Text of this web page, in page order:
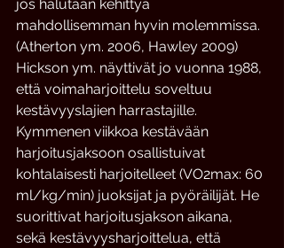
jos halutaan kehittyä
mahdollisemman hyvin molemmissa.
(Atherton ym. 2006, Hawley 2009)
Hickson ym. näyttivät jo vuonna 1988,
että voimaharjoittelu soveltuu
kestävyyslajien harrastajille.
Kymmenen viikkoa kestävään
harjoitusjaksoon osallistuivat
kohtalaisesti harjoitelleet (VO2max: 60
ml/kg/min) juoksijat ja pyöräilijät. He
suorittivat harjoitusjakson aikana,
sekä kestävyysharjoittelua, että